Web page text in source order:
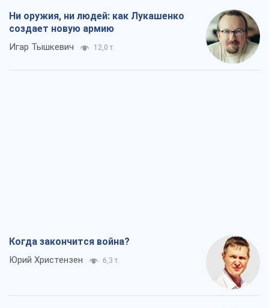
Ни оружия, ни людей: как Лукашенко
создает новую армию
Игар Тышкевич 12,0 т.
Когда закончится война?
Юрий Христензен 6,3 т.